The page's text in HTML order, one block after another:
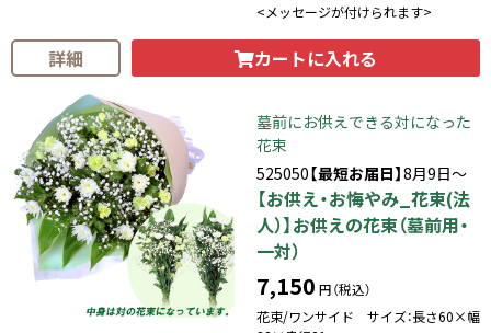
<メッセージが付けられます>
詳細 カートに入れる
墓前にお供えできる対になった
花束
525050【最短お届日】8月9日～
【お供え・お悔やみ_花束(法
人）】お供えの花束（墓前用・
一対）
7,150 円（税込）
花束/ワンサイド サイズ：長さ60×幅